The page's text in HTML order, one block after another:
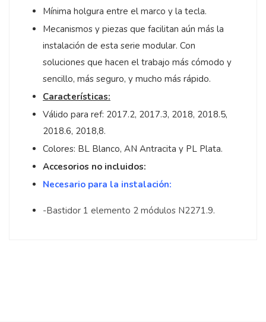
Mínima holgura entre el marco y la tecla.
Mecanismos y piezas que facilitan aún más la
instalación de esta serie modular. Con
soluciones que hacen el trabajo más cómodo y
sencillo, más seguro, y mucho más rápido.
Características:
Válido para ref: 2017.2, 2017.3, 2018, 2018.5,
2018.6, 2018,8.
Colores: BL Blanco, AN Antracita y PL Plata.
Accesorios no incluidos:
Necesario para la instalación:
-Bastidor 1 elemento 2 módulos N2271.9.